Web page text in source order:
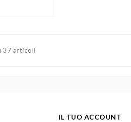
37 articoli
IL TUO ACCOUNT